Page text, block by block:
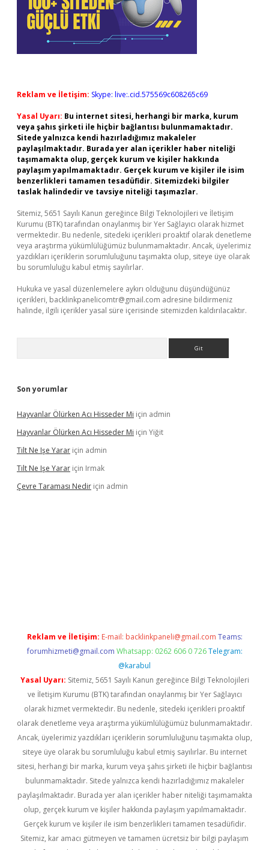
Reklam ve İletişim: Skype: live:.cid.575569c608265c69
Yasal Uyarı: Bu internet sitesi, herhangi bir marka, kurum
veya şahıs şirketi ile hiçbir bağlantısı bulunmamaktadır.
Sitede yalnızca kendi hazırladığımız makaleler
paylaşılmaktadır. Burada yer alan içerikler haber niteliği
taşımamakta olup, gerçek kurum ve kişiler hakkında
paylaşım yapılmamaktadır. Gerçek kurum ve kişiler ile isim
benzerlikleri tamamen tesadüfidir. Sitemizdeki bilgiler
taslak halindedir ve tavsiye niteliği taşımazlar.
Sitemiz, 5651 Sayılı Kanun gereğince Bilgi Teknolojileri ve İletişim
Kurumu (BTK) tarafından onaylanmış bir Yer Sağlayıcı olarak hizmet
vermektedir. Bu nedenle, sitedeki içerikleri proaktif olarak denetleme
veya araştırma yükümlülüğümüz bulunmamaktadır. Ancak, üyelerimiz
yazdıkları içeriklerin sorumluluğunu taşımakta olup, siteye üye olarak
bu sorumluluğu kabul etmiş sayılırlar.
Hukuka ve yasal düzenlemelere aykırı olduğunu düşündüğünüz
içerikleri, backlinkpanelicomtr@gmail.com adresine bildirmeniz
halinde, ilgili içerikler yasal süre içerisinde sitemizden kaldırılacaktır.
Son yorumlar
Hayvanlar Ölürken Acı Hisseder Mi için admin
Hayvanlar Ölürken Acı Hisseder Mi için Yiğit
Tilt Ne Işe Yarar için admin
Tilt Ne Işe Yarar için Irmak
Çevre Taraması Nedir için admin
Reklam ve İletişim: E-mail: backlinkpaneli@gmail.com Teams:
forumhizmeti@gmail.com Whatsapp: 0262 606 0 726 Telegram:
@karabul
Yasal Uyarı: Sitemiz, 5651 Sayılı Kanun gereğince Bilgi Teknolojileri
ve İletişim Kurumu (BTK) tarafından onaylanmış bir Yer Sağlayıcı
olarak hizmet vermektedir. Bu nedenle, sitedeki içerikleri proaktif
olarak denetleme veya araştırma yükümlülüğümüz bulunmamaktadır.
Ancak, üyelerimiz yazdıkları içeriklerin sorumluluğunu taşımakta olup,
siteye üye olarak bu sorumluluğu kabul etmiş sayılırlar. Bu internet
sitesi, herhangi bir marka, kurum veya şahıs şirketi ile hiçbir bağlantısı
bulunmamaktadır. Sitede yalnızca kendi hazırladığımız makaleler
paylaşılmaktadır. Burada yer alan içerikler haber niteliği taşımamakta
olup, gerçek kurum ve kişiler hakkında paylaşım yapılmamaktadır.
Gerçek kurum ve kişiler ile isim benzerlikleri tamamen tesadüfidir.
Sitemiz, kar amacı gütmeyen ve tamamen ücretsiz bir bilgi paylaşım